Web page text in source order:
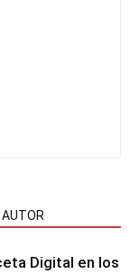
Digital en los